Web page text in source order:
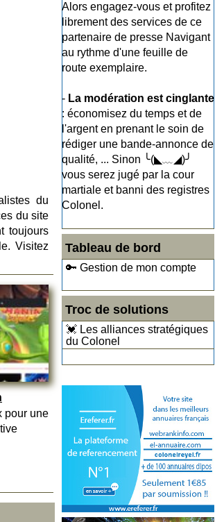
Alors engagez-vous et profitez
librement des services de ce
partenaire de presse Navigant
au rythme d'une feuille de
route exemplaire.
- La modération est cinglante
: économisez du temps et de
l'argent en prenant le soin de
rédiger une bande-annonce de
qualité, ... Sinon ╰(◣﹏◢)╯
vous serez jugé par la cour
martiale et banni des registres
Colonel.
Tableau de bord
🔑 Gestion de mon compte
Troc de solutions
💓 Les alliances stratégiques
du Colonel
du
du site
toujours
Visitez
pour une